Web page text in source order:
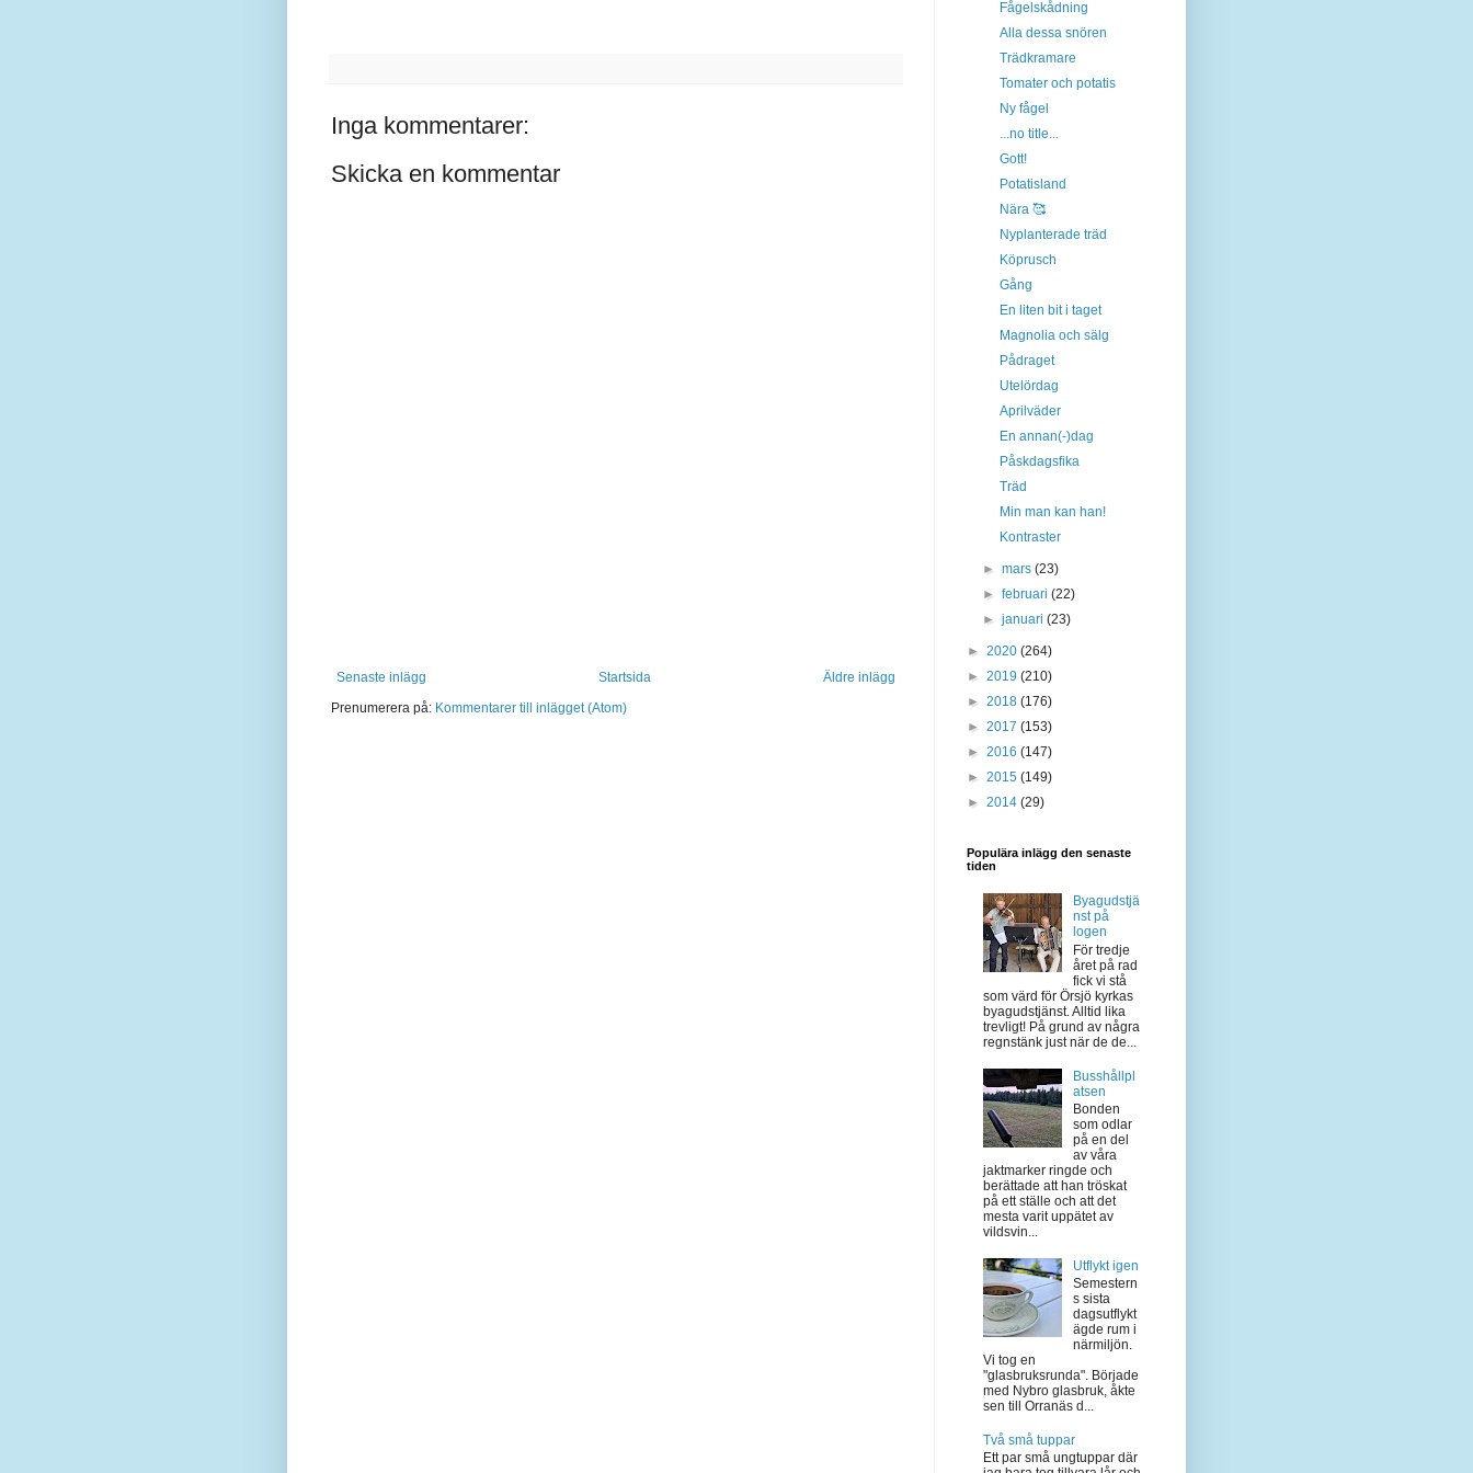
Inga kommentarer:
Skicka en kommentar
Senaste inlägg Äldre inlägg
Startsida
Prenumerera på: Kommentarer till inlägget (Atom)
Fågelskådning
Alla dessa snören
Trädkramare
Tomater och potatis
Ny fågel
...no title...
Gott!
Potatisland
Nära 🥰
Nyplanterade träd
Köprusch
Gång
En liten bit i taget
Magnolia och sälg
Pådraget
Utelördag
Aprilväder
En annan(-)dag
Påskdagsfika
Träd
Min man kan han!
Kontraster
►mars(23)
►februari(22)
►januari(23)
► 2020 (264)
► 2019 (210)
► 2018 (176)
► 2017 (153)
► 2016 (147)
► 2015 (149)
► 2014 (29)
Populära inlägg den senaste
tiden
Byagudstjä
nst på
logen
För tredje
året på rad
fick vi stå
som värd för Örsjö kyrkas
byagudstjänst. Alltid lika
trevligt! På grund av några
regnstänk just när de de...
Busshållpl
atsen
Bonden
som odlar
på en del
av våra
jaktmarker ringde och
berättade att han tröskat
på ett ställe och att det
mesta varit uppätet av
vildsvin...
Utflykt igen
Semestern
s sista
dagsutflykt
ägde rum i
närmiljön.
Vi tog en
"glasbruksrunda". Började
med Nybro glasbruk, åkte
sen till Orranäs d...
Två små tuppar
Ett par små ungtuppar där